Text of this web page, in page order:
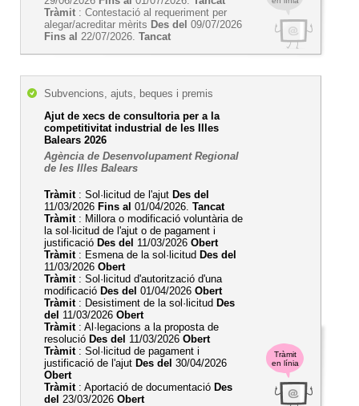
Tràmit : Contestació al requeriment per
alegar/acreditar mèrits Des del 09/07/2026
Fins al 22/07/2026. Tancat
Tràmit
en línia
Subvencions, ajuts, beques i premis
Ajut de xecs de consultoria per a la
competitivitat industrial de les Illes
Balears 2026
Agència de Desenvolupament Regional
de les Illes Balears
Tràmit: Sol·licitud de l'ajut Des del
11/03/2026 Fins al 01/04/2026. Tancat
Tràmit: Millora o modificació voluntària de
la sol·licitud de l'ajut o de pagament i
justificació Des del 11/03/2026 Obert
Tràmit: Esmena de la sol·licitud Des del
11/03/2026 Obert
Tràmit: Sol·licitud d'autorització d'una
modificació Des del 01/04/2026 Obert
Tràmit: Desistiment de la sol·licitud Des
del 11/03/2026 Obert
Tràmit: Al·legacions a la proposta de
resolució Des del 11/03/2026 Obert
Tràmit: Sol·licitud de pagament i
justificació de l'ajut Des del 30/04/2026
Obert
Tràmit: Aportació de documentació Des
del 23/03/2026 Obert